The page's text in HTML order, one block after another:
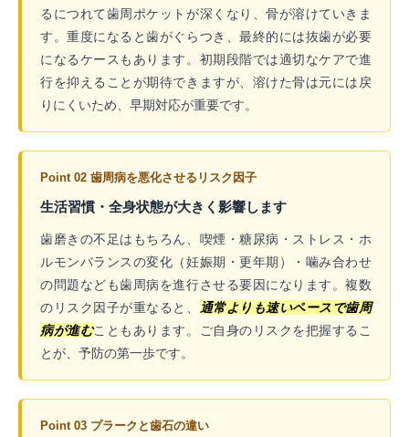
るにつれて歯周ポケットが深くなり、骨が溶けていきま
す。重度になると歯がぐらつき、最終的には抜歯が必要
になるケースもあります。初期段階では適切なケアで進
行を抑えることが期待できますが、溶けた骨は元には戻
りにくいため、早期対応が重要です。
Point 02 歯周病を悪化させるリスク因子
生活習慣・全身状態が大きく影響します
歯磨きの不足はもちろん、喫煙・糖尿病・ストレス・ホ
ルモンバランスの変化（妊娠期・更年期）・噛み合わせ
の問題なども歯周病を進行させる要因になります。複数
のリスク因子が重なると、
通常よりも速いペースで歯周
病が進むこともあります。ご自身のリスクを把握するこ
とが、予防の第一歩です。
Point 03 プラークと歯石の違い